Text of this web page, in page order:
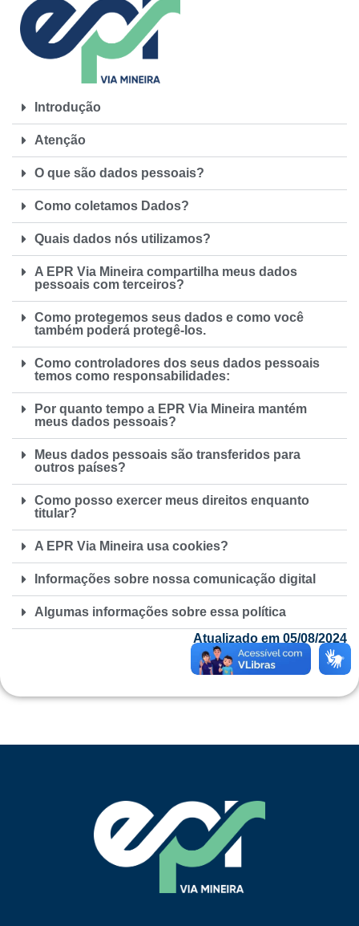
Introdução
Atenção
O que são dados pessoais?
Como coletamos Dados?
Quais dados nós utilizamos?
A EPR Via Mineira compartilha meus dados
pessoais com terceiros?
Como protegemos seus dados e como você
também poderá protegê-los.
Como controladores dos seus dados pessoais
temos como responsabilidades:
Por quanto tempo a EPR Via Mineira mantém
meus dados pessoais?
Meus dados pessoais são transferidos para
outros países?
Como posso exercer meus direitos enquanto
titular?
A EPR Via Mineira usa cookies?
Informações sobre nossa comunicação digital
Algumas informações sobre essa política
Atualizado em 05/08/2024